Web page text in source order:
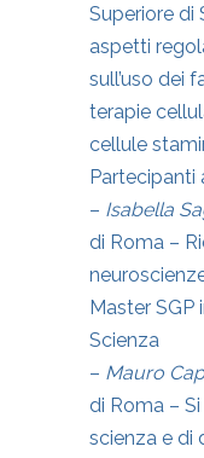
Superiore di
aspetti
sull’uso dei
terapie
cellule
Partecipanti
– Isabella
di Roma –
Master SGP
Scienza
– Mauro
di Roma –
scienza e di